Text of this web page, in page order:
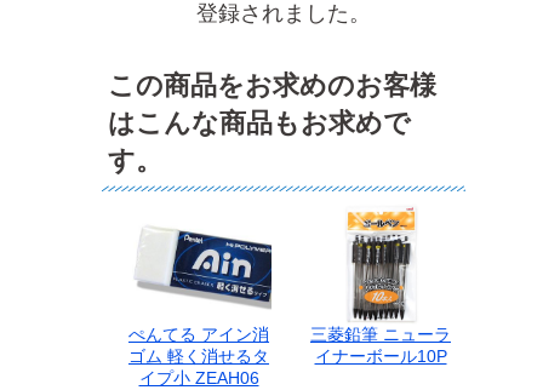
登録されました。
この商品をお求めのお客様
はこんな商品もお求めで
す。
ぺんてる アイン消
ゴム 軽く消せるタ
イプ小 ZEAH06
三菱鉛筆 ニューラ
イナーボール10P